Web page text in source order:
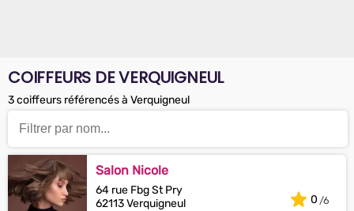
COIFFEURS DE VERQUIGNEUL
3 coiffeurs référencés à Verquigneul
Salon Nicole
64 rue Fbg St Pry
62113 Verquigneul
0